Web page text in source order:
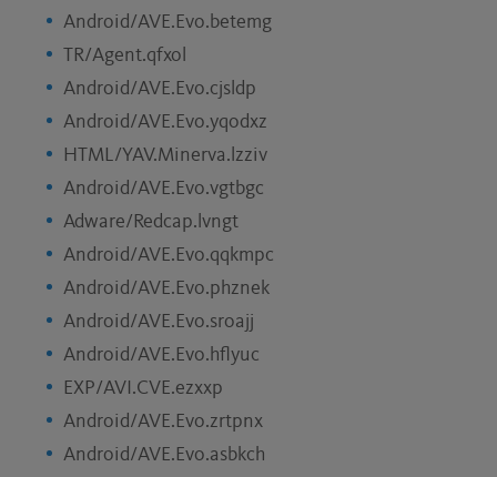
Android/AVE.Evo.betemg
TR/Agent.qfxol
Android/AVE.Evo.cjsldp
Android/AVE.Evo.yqodxz
HTML/YAV.Minerva.lzziv
Android/AVE.Evo.vgtbgc
Adware/Redcap.lvngt
Android/AVE.Evo.qqkmpc
Android/AVE.Evo.phznek
Android/AVE.Evo.sroajj
Android/AVE.Evo.hflyuc
EXP/AVI.CVE.ezxxp
Android/AVE.Evo.zrtpnx
Android/AVE.Evo.asbkch